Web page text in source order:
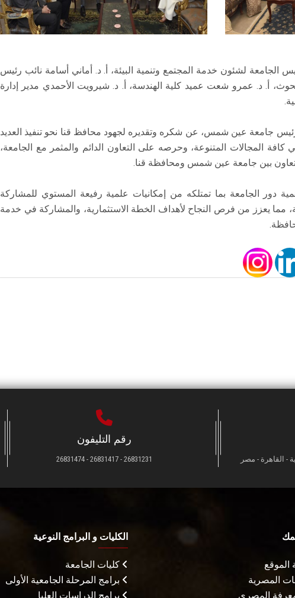
الجامعة لشئون خدمة المجتمع وتنمية البيئة، أ. د. أماني أسامة نائب رئيس
أ. د. عمرو شعت عميد كلية الهندسة، أ. د. شيرويت الأحمدي مدير إدارة
جامعة عين شمس، عن شكره وتقديره لجهود محافظ قنا نحو تنفيذ العديد
المجالات المتنوعة، وحرصه على التعاون الدائم والمثمر مع الجامعة،
بين جامعة عين شمس ومحافظة قنا.
دور الجامعة بما تمتلكه من إمكانيات علمية رفيعة المستوي للمشاركة
مما يعزز من فرص النجاح لأهداف الخطة الاستثمارية، والمشاركة في خدمة
- القاهرة - مصر
رقم التليفون
26831231 - 26831417 - 26831474
الموقع
المصرية
المصري
الكليات و البرامج النوعية
كليات الجامعة
برامج المرحلة الجامعية الأولى
برامج الدراسات العليا